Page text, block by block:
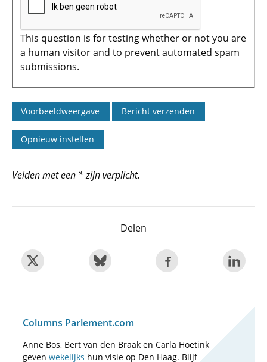
This question is for testing whether or not you are
a human visitor and to prevent automated spam
submissions.
Velden met een * zijn verplicht.
Delen
Columns Parlement.com
Anne Bos, Bert van den Braak en Carla Hoetink
geven wekelijks hun visie op Den Haag. Blijf